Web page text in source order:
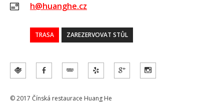
h@huanghe.cz
TRASA ZAREZERVOVAT STŮL
© 2017 Čínská restaurace Huang He